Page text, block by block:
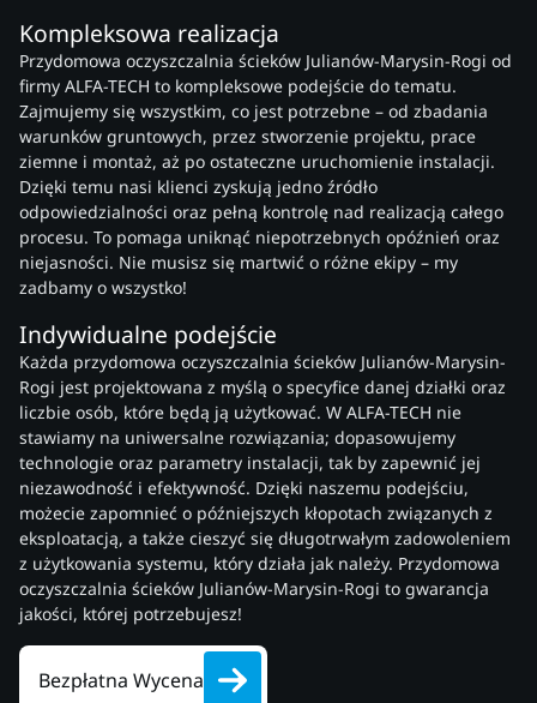
Kompleksowa realizacja
Przydomowa oczyszczalnia ścieków Julianów-Marysin-Rogi od
firmy ALFA-TECH to kompleksowe podejście do tematu.
Zajmujemy się wszystkim, co jest potrzebne – od zbadania
warunków gruntowych, przez stworzenie projektu, prace
ziemne i montaż, aż po ostateczne uruchomienie instalacji.
Dzięki temu nasi klienci zyskują jedno źródło
odpowiedzialności oraz pełną kontrolę nad realizacją całego
procesu. To pomaga uniknąć niepotrzebnych opóźnień oraz
niejasności. Nie musisz się martwić o różne ekipy – my
zadbamy o wszystko!
Indywidualne podejście
Każda przydomowa oczyszczalnia ścieków Julianów-Marysin-
Rogi jest projektowana z myślą o specyfice danej działki oraz
liczbie osób, które będą ją użytkować. W ALFA-TECH nie
stawiamy na uniwersalne rozwiązania; dopasowujemy
technologie oraz parametry instalacji, tak by zapewnić jej
niezawodność i efektywność. Dzięki naszemu podejściu,
możecie zapomnieć o późniejszych kłopotach związanych z
eksploatacją, a także cieszyć się długotrwałym zadowoleniem
z użytkowania systemu, który działa jak należy. Przydomowa
oczyszczalnia ścieków Julianów-Marysin-Rogi to gwarancja
jakości, której potrzebujesz!
Bezpłatna Wycena